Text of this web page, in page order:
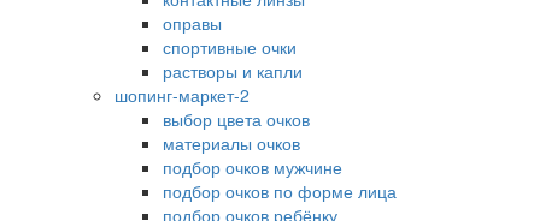
оправы
спортивные очки
растворы и капли
шопинг-маркет-2
выбор цвета очков
материалы очков
подбор очков мужчине
подбор очков по форме лица
подбор очков ребёнку